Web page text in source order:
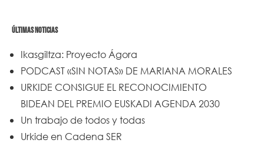
ÚLTIMAS NOTICIAS
Ikasgiltza: Proyecto Ágora
PODCAST «SIN NOTAS» DE MARIANA MORALES
URKIDE CONSIGUE EL RECONOCIMIENTO
BIDEAN DEL PREMIO EUSKADI AGENDA 2030
Un trabajo de todos y todas
Urkide en Cadena SER